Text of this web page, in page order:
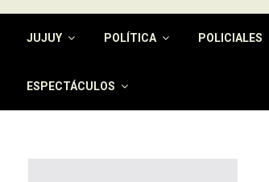
JUJUY POLÍTICA POLICIALES
ESPECTÁCULOS